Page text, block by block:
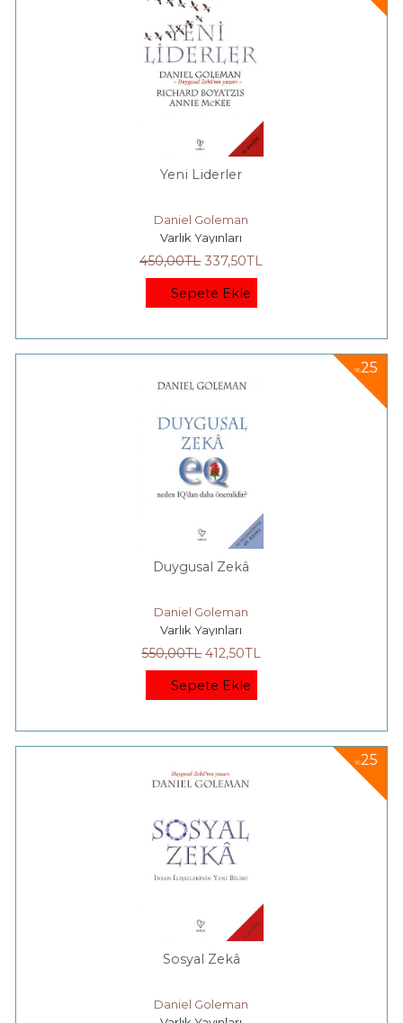
Yeni Liderler
Daniel Goleman
Varlık Yayınları
450,00TL 337,50TL
Sepete Ekle
%25
Duygusal Zekâ
Daniel Goleman
Varlık Yayınları
550,00TL 412,50TL
Sepete Ekle
%25
Sosyal Zekâ
Daniel Goleman